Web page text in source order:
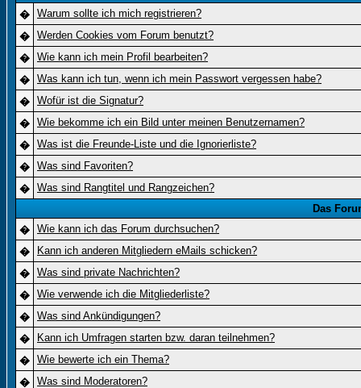
� Warum sollte ich mich registrieren?
� Werden Cookies vom Forum benutzt?
� Wie kann ich mein Profil bearbeiten?
� Was kann ich tun, wenn ich mein Passwort vergessen habe?
� Wofür ist die Signatur?
� Wie bekomme ich ein Bild unter meinen Benutzernamen?
� Was ist die Freunde-Liste und die Ignorierliste?
� Was sind Favoriten?
� Was sind Rangtitel und Rangzeichen?
Das
� Wie kann ich das Forum durchsuchen?
�
Kann ich anderen Mitgliedern eMails schicken?
� Was sind private Nachrichten?
� Wie verwende ich die Mitgliederliste?
� Was sind Ankündigungen?
�
Kann ich Umfragen starten bzw. daran teilnehmen?
� Wie bewerte ich ein Thema?
� Was sind Moderatoren?